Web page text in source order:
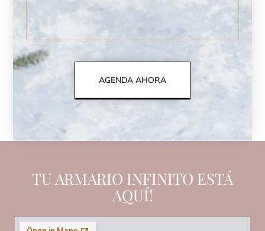
AGENDA AHORA
TU ARMARIO INFINITO ESTÁ
AQUÍ!